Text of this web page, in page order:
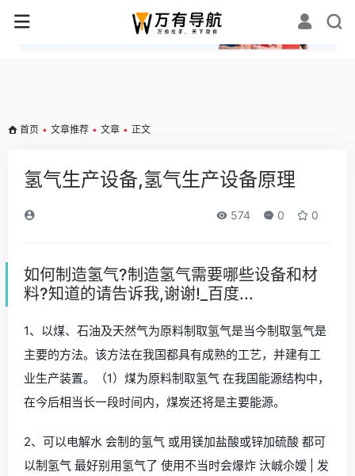
✕
首页 • 文章推荐 • 文章 • 正文
氢气生产设备,氢气生产设备原理
574 0 0
如何制造氢气?制造氢气需要哪些设备和材
料?知道的请告诉我,谢谢!_百度...
1、以煤、石油及天然气为原料制取氢气是当今制取氢气是
主要的方法。该方法在我国都具有成熟的工艺，并建有工
业生产装置。（1）煤为原料制取氢气 在我国能源结构中，
在今后相当长一段时间内，煤炭还将是主要能源。
2、可以电解水 会制的氢气 或用镁加盐酸或锌加硫酸 都可
以制氢气 最好别用氢气了 使用不当时会爆炸 汏峸尒嬡 | 发